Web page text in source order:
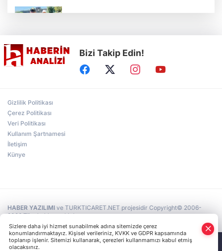
Alperen Ocakları Darıca'da yeni dönem...
Bizi Takip Edin!
Gizlilik Politikası
Çerez Politikası
Veri Politikası
Kullanım Şartnamesi
İletişim
Künye
HABER YAZILIMI ve TURKTICARET.NET projesidir Copyright© 2006-
2026 Tüm hakları saklıdır.
Sizlere daha iyi hizmet sunabilmek adına sitemizde çerez
konumlandırmaktayız. Kişisel verileriniz, KVKK ve GDPR kapsamında
toplanıp işlenir. Sitemizi kullanarak, çerezleri kullanmamızı kabul etmiş
olacaksınız.